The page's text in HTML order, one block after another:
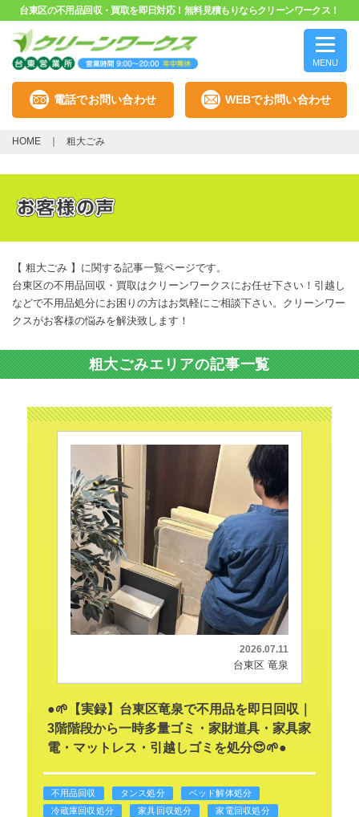
台東区の不用品回収・買取を即日対応！無料見積もりならクリーンワークス！
MENU
電話でお問い合わせ WEBでお問い合わせ
HOME 粗大ごみ
【 粗大ごみ 】に関する記事一覧ページです。
台東区の不用品回収・買取はクリーンワークスにお任せ下さい！引越し
などで不用品処分にお困りの方はお気軽にご相談下さい。クリーンワー
クスがお客様の悩みを解決致します！
粗大ごみエリアの記事一覧
2026.07.11
台東区 竜泉
●🌱【実録】台東区竜泉で不用品を即日回収｜
3階階段から一時多量ゴミ・家財道具・家具家
電・マットレス・引越しゴミを処分😍🌱●
不用品回収 タンス処分
ベッド解体処分
冷蔵庫回収処分
家具回収処分
家電回収処分